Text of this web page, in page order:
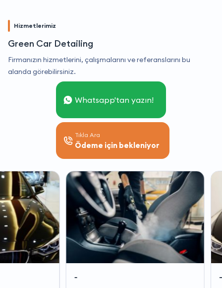
Hizmetlerimiz
Green Car Detailing
Firmanızın hizmetlerini, çalışmalarını ve referanslarını bu
alanda görebilirsiniz.
Whatsapp'tan yazın!
Tıkla Ara
Ödeme için bekleniyor